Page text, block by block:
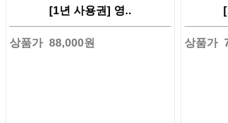
[1년 사용권] 영..
상품가 88,000원 상품가